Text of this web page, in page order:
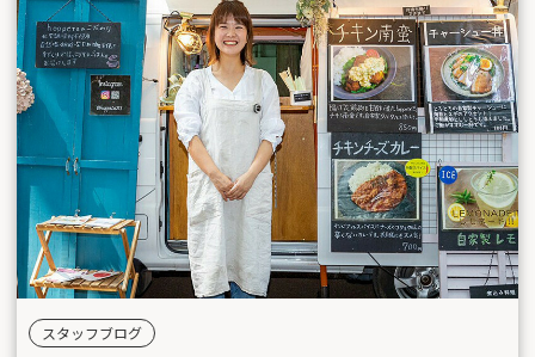
スタッフブログ